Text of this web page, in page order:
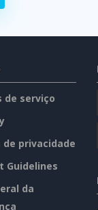
de serviço
de privacidade
Guidelines
da